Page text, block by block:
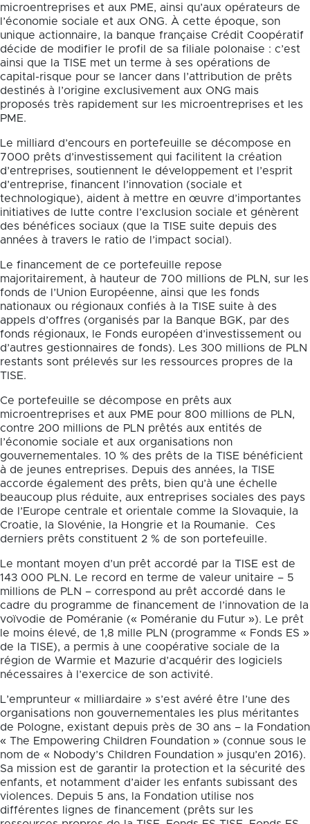
microentreprises et aux PME, ainsi qu’aux opérateurs de
l’économie sociale et aux ONG. À cette époque, son
unique actionnaire, la banque française Crédit Coopératif
décide de modifier le profil de sa filiale polonaise : c’est
ainsi que la TISE met un terme à ses opérations de
capital-risque pour se lancer dans l’attribution de prêts
destinés à l’origine exclusivement aux ONG mais
proposés très rapidement sur les microentreprises et les
PME.
Le milliard d’encours en portefeuille se décompose en
7000 prêts d’investissement qui facilitent la création
d’entreprises, soutiennent le développement et l’esprit
d’entreprise, financent l’innovation (sociale et
technologique), aident à mettre en œuvre d’importantes
initiatives de lutte contre l’exclusion sociale et génèrent
des bénéfices sociaux (que la TISE suite depuis des
années à travers le ratio de l’impact social).
Le financement de ce portefeuille repose
majoritairement, à hauteur de 700 millions de PLN, sur les
fonds de l’Union Européenne, ainsi que les fonds
nationaux ou régionaux confiés à la TISE suite à des
appels d’offres (organisés par la Banque BGK, par des
fonds régionaux, le Fonds européen d’investissement ou
d’autres gestionnaires de fonds). Les 300 millions de PLN
restants sont prélevés sur les ressources propres de la
TISE.
Ce portefeuille se décompose en prêts aux
microentreprises et aux PME pour 800 millions de PLN,
contre 200 millions de PLN prêtés aux entités de
l’économie sociale et aux organisations non
gouvernementales. 10 % des prêts de la TISE bénéficient
à de jeunes entreprises. Depuis des années, la TISE
accorde également des prêts, bien qu’à une échelle
beaucoup plus réduite, aux entreprises sociales des pays
de l’Europe centrale et orientale comme la Slovaquie, la
Croatie, la Slovénie, la Hongrie et la Roumanie. Ces
derniers prêts constituent 2 % de son portefeuille.
Le montant moyen d’un prêt accordé par la TISE est de
143 000 PLN. Le record en terme de valeur unitaire – 5
millions de PLN – correspond au prêt accordé dans le
cadre du programme de financement de l’innovation de la
voïvodie de Poméranie (« Poméranie du Futur »). Le prêt
le moins élevé, de 1,8 mille PLN (programme « Fonds ES »
de la TISE), a permis à une coopérative sociale de la
région de Warmie et Mazurie d’acquérir des logiciels
nécessaires à l’exercice de son activité.
L’emprunteur « milliardaire » s’est avéré être l’une des
organisations non gouvernementales les plus méritantes
de Pologne, existant depuis près de 30 ans – la Fondation
« The Empowering Children Foundation » (connue sous le
nom de « Nobody’s Children Foundation » jusqu’en 2016).
Sa mission est de garantir la protection et la sécurité des
enfants, et notamment d’aider les enfants subissant des
violences. Depuis 5 ans, la Fondation utilise nos
différentes lignes de financement (prêts sur les